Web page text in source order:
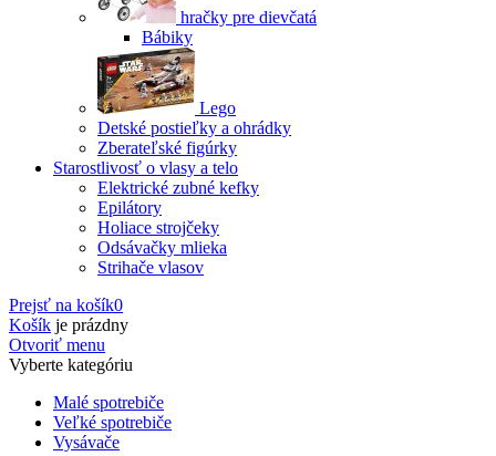
hračky pre dievčatá
Bábiky
Lego
Detské postieľky a ohrádky
Zberateľské figúrky
Starostlivosť o vlasy a telo
Elektrické zubné kefky
Epilátory
Holiace strojčeky
Odsávačky mlieka
Strihače vlasov
Prejsť na košík0
Košík je prázdny
Otvoriť menu
Vyberte kategóriu
Malé spotrebiče
Veľké spotrebiče
Vysávače